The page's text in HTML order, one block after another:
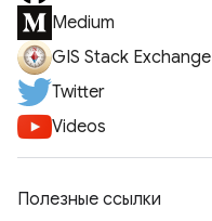
Medium
GIS Stack Exchange
Twitter
Videos
Полезные ссылки